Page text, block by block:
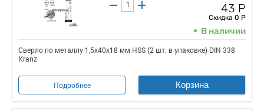
43 Р
Скидка 0 Р
В наличии
Сверло по металлу 1,5х40х18 мм HSS (2 шт. в упаковке) DIN 338
Kranz
Подробнее Корзина